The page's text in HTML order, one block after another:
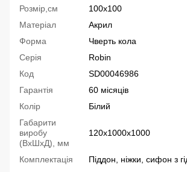
Розмір,см
100x100
Матеріал
Акрил
Форма
Чверть кола
Серія
Robin
Код
SD00046986
Гарантія
60 місяців
Колір
Білий
Габарити
виробу
(ВхШхД), мм
120х1000х1000
Комплектація Піддон, ніжки, сифон з